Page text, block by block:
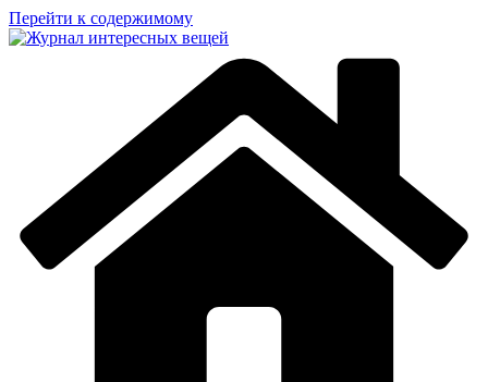
Перейти к содержимому